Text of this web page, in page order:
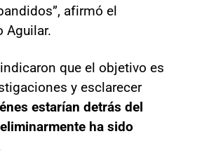
afirmó el
Aguilar.
que el objetivo es
y esclarecer
estarían detrás del
ha sido